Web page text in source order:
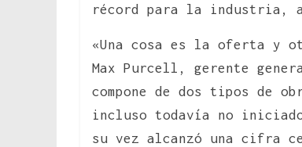
récord para la industria, al
«Una cosa es la oferta y
Max Purcell, gerente
compone de dos tipos de
incluso todavía no
su vez alcanzó una cifra